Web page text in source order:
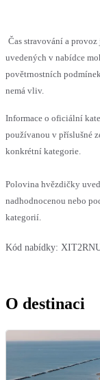
Čas stravování a
uvedených v nabídce
povětrnostních
nemá vliv.
Informace o oficiální
používanou v příslušné
konkrétní kategorie.
Polovina hvězdičky
nadhodnocenou nebo
kategorií.
Kód nabídky:
O destinaci